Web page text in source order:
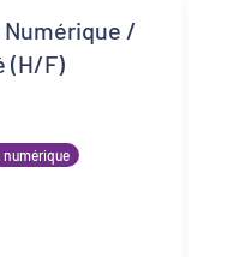
/
(H/F)
numérique